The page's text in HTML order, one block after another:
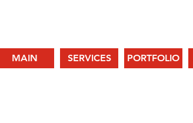
MAIN SERVICES PORTFOLIO